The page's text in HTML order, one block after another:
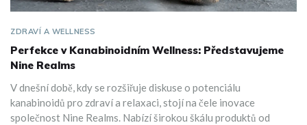
ZDRAVÍ A WELLNESS
Perfekce v Kanabinoidním Wellness: Představujeme
Nine Realms
V dnešní době, kdy se rozšiřuje diskuse o potenciálu
kanabinoidů pro zdraví a relaxaci, stojí na čele inovace
společnost Nine Realms. Nabízí širokou škálu produktů od